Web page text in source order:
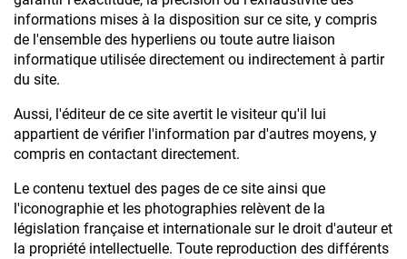
informations mises à la disposition sur ce site, y compris
de l'ensemble des hyperliens ou toute autre liaison
informatique utilisée directement ou indirectement à partir
du site.
Aussi, l'éditeur de ce site avertit le visiteur qu'il lui
appartient de vérifier l'information par d'autres moyens, y
compris en contactant directement.
Le contenu textuel des pages de ce site ainsi que
l'iconographie et les photographies relèvent de la
législation française et internationale sur le droit d'auteur et
la propriété intellectuelle. Toute reproduction des différents